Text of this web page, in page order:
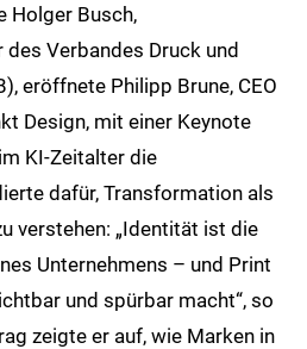
Holger Busch,
Verbandes Druck und
eröffnete Philipp Brune, CEO
Design, mit einer Keynote
KI-Zeitalter die
dafür, Transformation als
verstehen: „Identität ist die
Unternehmens – und Print
und spürbar macht“, so
zeigte er auf, wie Marken in